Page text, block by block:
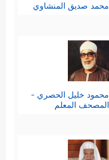
محمد صديق المنشاوي
محمود خليل الحصري -
المصحف المعلم